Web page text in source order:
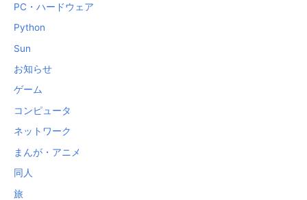
PC・ハードウェア
Python
Sun
お知らせ
ゲーム
コンピュータ
ネットワーク
まんが・アニメ
同人
旅